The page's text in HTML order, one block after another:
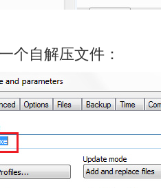
个自解压文件：